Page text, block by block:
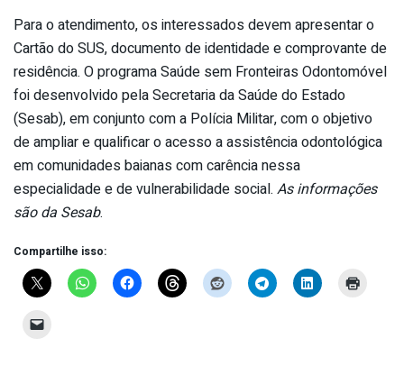
Para o atendimento, os interessados devem apresentar o
Cartão do SUS, documento de identidade e comprovante de
residência. O programa Saúde sem Fronteiras Odontomóvel
foi desenvolvido pela Secretaria da Saúde do Estado
(Sesab), em conjunto com a Polícia Militar, com o objetivo
de ampliar e qualificar o acesso a assistência odontológica
em comunidades baianas com carência nessa
especialidade e de vulnerabilidade social. As informações
são da Sesab.
Compartilhe isso: